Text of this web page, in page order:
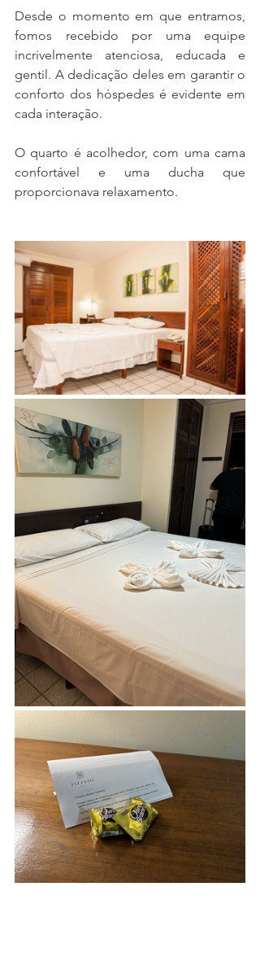
Desde o momento em que entramos,
fomos recebido por uma equipe
incrivelmente atenciosa, educada e
gentil. A dedicação deles em garantir o
conforto dos hóspedes é evidente em
cada interação.
O quarto é acolhedor, com uma cama
confortável e uma ducha que
proporcionava relaxamento.